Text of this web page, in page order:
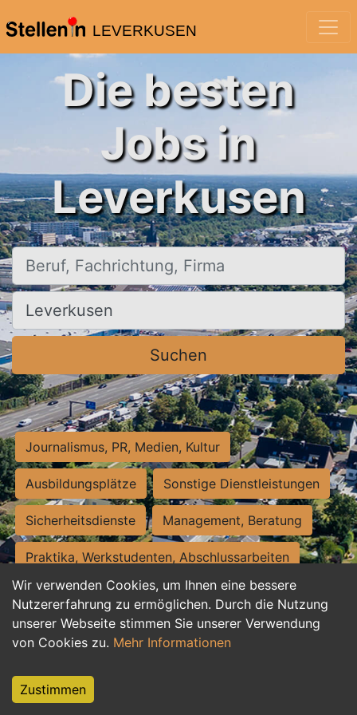
LEVERKUSEN
Wir verwenden Cookies, um Ihnen eine bessere
Nutzererfahrung zu ermöglichen. Durch die Nutzung
unserer Webseite stimmen Sie unserer Verwendung
von Cookies zu. Mehr Informationen
Zustimmen
Die besten
Jobs in
Leverkusen
Beruf, Fachrichtung, Firma
Ort, Stadt
Suchen
Journalismus, PR, Medien, Kultur
Ausbildungsplätze Sonstige Dienstleistungen
Sicherheitsdienste Management, Beratung
Praktika, Werkstudenten, Abschlussarbeiten
Personalwesen Assistenz, Sekretariat
Hilfskräfte, Aushilfs- und Nebenjobs
Weiterbildung, Studium, duale Ausbildung